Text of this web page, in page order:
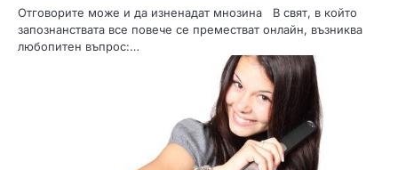
Отговорите може и да изненадат мнозина В свят, в който
запознанствата все повече се преместват онлайн, възниква
любопитен въпрос:…